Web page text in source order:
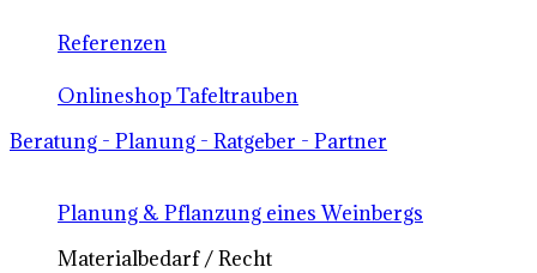
Referenzen
Onlineshop Tafeltrauben
Beratung - Planung - Ratgeber - Partner
Planung & Pflanzung eines Weinbergs
Materialbedarf / Recht